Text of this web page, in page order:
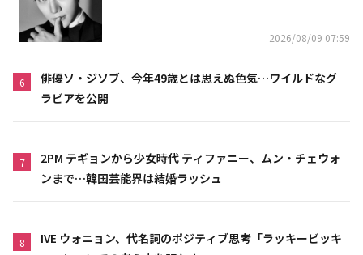
2026/08/09 07:59
6
俳優ソ・ジソブ、今年49歳とは思えぬ色気…ワイルドなグ
ラビアを公開
7
2PM テギョンから少女時代 ティファニー、ムン・チェウォ
ンまで…韓国芸能界は結婚ラッシュ
8
IVE ウォニョン、代名詞のポジティブ思考「ラッキービッキ